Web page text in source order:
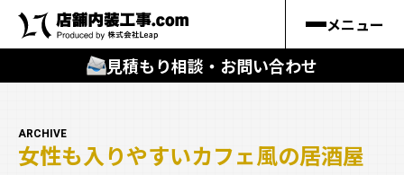
メニュー
見積もり相談・お問い合わせ
キーワードから
ARCHIVE
女性も入りやすいカフェ風の居酒屋